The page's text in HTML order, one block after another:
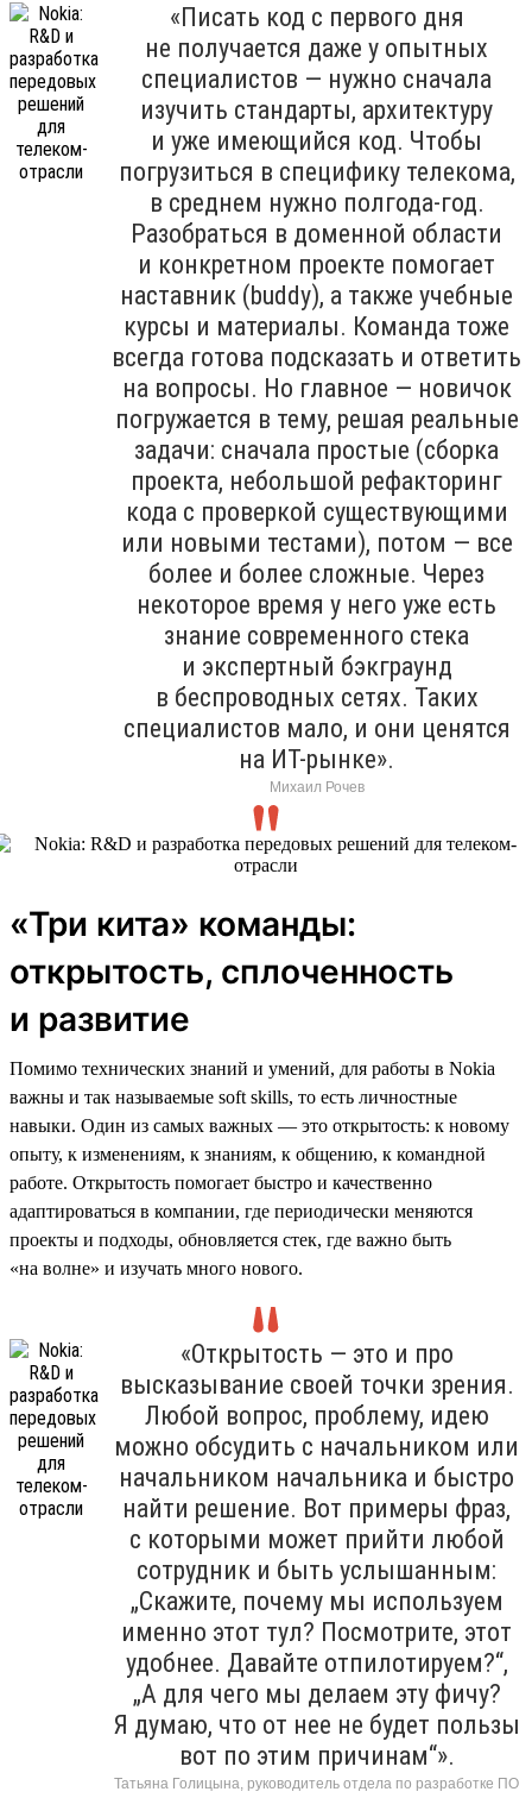
«Писать код с первого дня
не получается даже у опытных
специалистов — нужно сначала
изучить стандарты, архитектуру
и уже имеющийся код. Чтобы
погрузиться в специфику телекома,
в среднем нужно полгода-год.
Разобраться в доменной области
и конкретном проекте помогает
наставник (buddy), а также учебные
курсы и материалы. Команда тоже
всегда готова подсказать и ответить
на вопросы. Но главное — новичок
погружается в тему, решая реальные
задачи: сначала простые (сборка
проекта, небольшой рефакторинг
кода с проверкой существующими
или новыми тестами), потом — все
более и более сложные. Через
некоторое время у него уже есть
знание современного стека
и экспертный бэкграунд
в беспроводных сетях. Таких
специалистов мало, и они ценятся
на ИТ-рынке».
Михаил Рочев
«Три кита» команды:
открытость, сплоченность
и развитие
Помимо технических знаний и умений, для работы в Nokia
важны и так называемые soft skills, то есть личностные
навыки. Один из самых важных — это открытость: к новому
опыту, к изменениям, к знаниям, к общению, к командной
работе. Открытость помогает быстро и качественно
адаптироваться в компании, где периодически меняются
проекты и подходы, обновляется стек, где важно быть
«на волне» и изучать много нового.
«Открытость — это и про
высказывание своей точки зрения.
Любой вопрос, проблему, идею
можно обсудить с начальником или
начальником начальника и быстро
найти решение. Вот примеры фраз,
с которыми может прийти любой
сотрудник и быть услышанным:
„Скажите, почему мы используем
именно этот тул? Посмотрите, этот
удобнее. Давайте отпилотируем?“,
„А для чего мы делаем эту фичу?
Я думаю, что от нее не будет пользы
вот по этим причинам“».
Татьяна Голицына, руководитель отдела по разработке ПО